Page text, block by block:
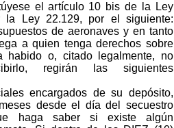
el artículo 10 bis de la Ley
la Ley 22.129, por el siguiente:
de aeronaves y en tanto
a quien tenga derechos sobre
habido o, citado legalmente, no
regirán las siguientes
encargados de su depósito,
desde el día del secuestro
haga saber si existe algún